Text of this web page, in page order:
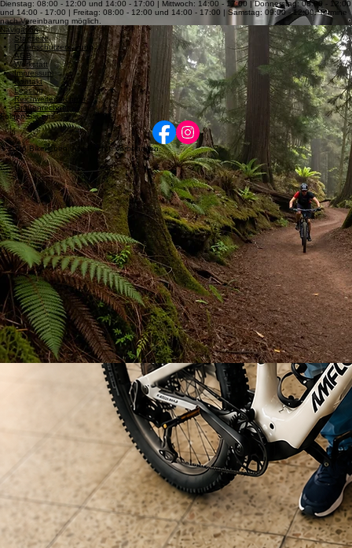
Kontakt & Anfahrt
Standort
Bikerleben Brückenstraße 14, 65623 Hahnstätten
Kontakt
Telefon: +49 (0) 6430 9229631 Email: info@bikerleben.de
Öffnungszeiten
Dienstag: 08:00 - 12:00 und 14:00 - 17:00 | Mittwoch: 14:00 - 17:00 | Donnerstag: 08:00 - 12:00
und 14:00 - 17:00 | Freitag: 08:00 - 12:00 und 14:00 - 17:00 | Samstag: 09:00 - 12:00. Termine
nach Vereinbarung möglich.
Navigation
Startseite
Datenschutzerklärung
AGB
Werkstatt
Impressum
Kontakt
Leasing
Reichweitenrechner
Größenrechner
Folgen Sie uns
© 2026 Bikerleben. Alle Rechte vorbehalten.